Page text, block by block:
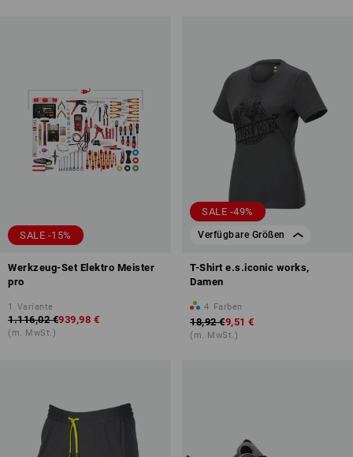
SALE -15%
Werkzeug-Set Elektro Meister
pro
1 Variante
1.116,02 €939,98 €
(m. MwSt.)
SALE -49%
Verfügbare Größen
T-Shirt e.s.iconic works,
Damen
4 Farben
18,92 €9,51 €
(m. MwSt.)